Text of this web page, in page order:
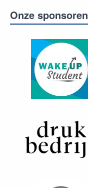
Onze sponsoren